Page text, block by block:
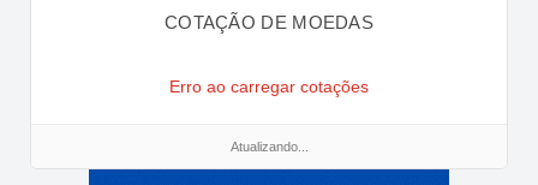
COTAÇÃO DE MOEDAS
Erro ao carregar cotações
Atualizando...